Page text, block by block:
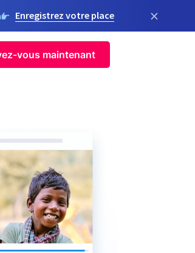
Enregistrez votre place ×
vous maintenant